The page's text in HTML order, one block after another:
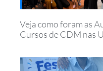
Veja como foram as
Cursos de CDM nas